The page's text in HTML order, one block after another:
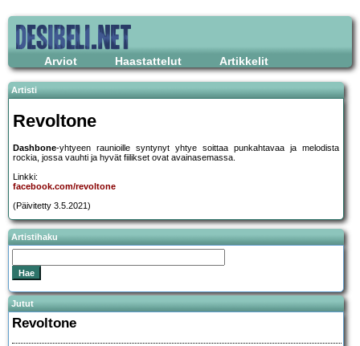
Arviot Haastattelut Artikkelit
Artisti
Revoltone
Dashbone-yhtyeen raunioille syntynyt yhtye soittaa punkahtavaa ja melodista
rockia, jossa vauhti ja hyvät fiilikset ovat avainasemassa.
Linkki:
facebook.com/revoltone
(Päivitetty 3.5.2021)
Artistihaku
Jutut
Revoltone